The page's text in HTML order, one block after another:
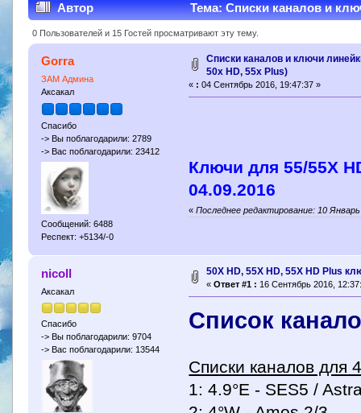
Автор
Тема: Списки каналов и
54156 раз)
0 Пользователей и 15 Гостей просматривают эту тему.
Gorra
ЗАМ Админа
Аксакал
Спасибо
-> Вы поблагодарили: 2789
-> Вас поблагодарили: 23412
Сообщений: 6488
Респект: +5134/-0
Списки каналов и ключи
50x HD, 55x Plus)
« : 04 Сентябрь 2016, 19:47:37 »
Ключи для 55/55Х
04.09.2016
«Последнее редактирование: 10
nicoll
Аксакал
Спасибо
-> Вы поблагодарили: 9704
-> Вас поблагодарили: 13544
50X HD, 55X HD, 55X HD Plus
« Ответ #1 : 16 Сентябрь 2016,
Cписок
Списки каналов для
1: 4.9°E - SES5 /